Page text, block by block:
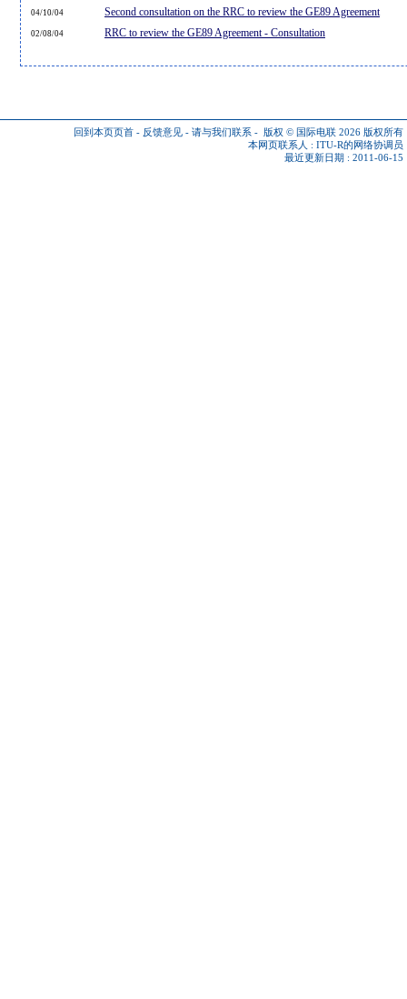
04/10/04 Second consultation on the RRC to review the GE89 Agreement
02/08/04 RRC to review the GE89 Agreement - Consultation
回到本页页首 - 反馈意见 - 请与我们联系 - 版权 © 国际电联 2026 版权所有
本网页联系人 : ITU-R的网络协调员
最近更新日期 : 2011-06-15